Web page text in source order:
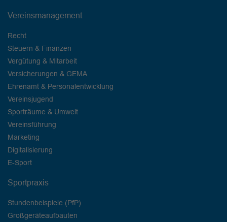
Vereinsmanagement
Recht
Steuern & Finanzen
Vergütung & Mitarbeit
Versicherungen & GEMA
Ehrenamt & Personalentwicklung
Vereinsjugend
Sporträume & Umwelt
Vereinsführung
Marketing
Digitalisierung
E-Sport
Sportpraxis
Stundenbeispiele (PfP)
Großgeräteaufbauten